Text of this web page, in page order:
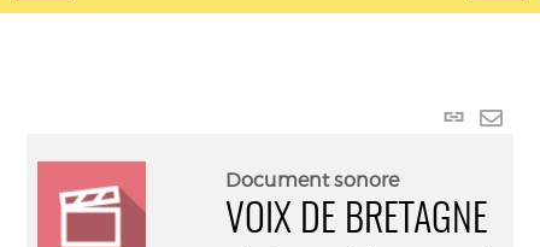
Lien
Document sonore
VOIX DE BRETAGNE